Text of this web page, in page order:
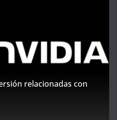
relacionadas con